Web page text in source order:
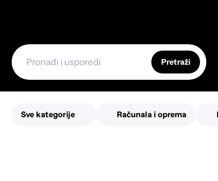
Pretraži
Sve kategorije Računala i oprema